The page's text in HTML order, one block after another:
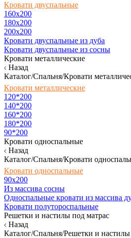
Кровати двуспальные
160х200
180x200
200x200
Кровати двуспальные из дуба
Кровати двуспальные из сосны
Кровати металлические
Назад
Каталог/Спальня/Кровати
Кровати металлические
120*200
140*200
160*200
180*200
90*200
Кровати односпальные
Назад
Каталог/Спальня/Кровати
Кровати односпальные
90х200
Из массива сосны
Односпальные кровати из массива
Кровати полутороспальные
Решетки и настилы под матрас
Назад
Каталог/Спальня/Решетки и настилы